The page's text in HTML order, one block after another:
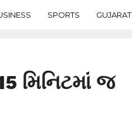
SPORTS GUJARAT
મિનિટમાં જ